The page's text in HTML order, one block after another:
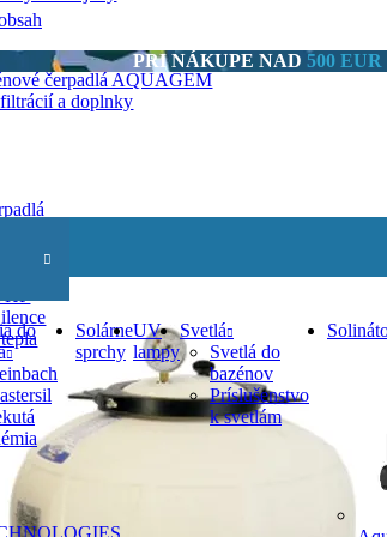
PRI NÁKUPE NAD 500 EUR
čerpadlá AQUAGEM
a doplnky
do
Solárne
sprchy
UV
lampy
Svetlá
Svetlá do
bazénov
Príslušenstvo
k svetlám